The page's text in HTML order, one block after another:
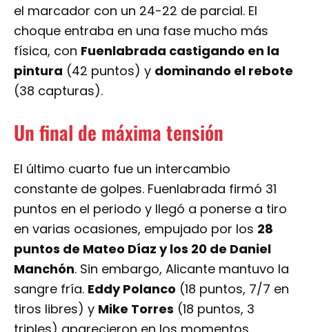
el marcador con un 24-22 de parcial. El
choque entraba en una fase mucho más
física, con Fuenlabrada castigando en la
pintura (42 puntos) y dominando el rebote
(38 capturas).
Un final de máxima tensión
El último cuarto fue un intercambio
constante de golpes. Fuenlabrada firmó 31
puntos en el periodo y llegó a ponerse a tiro
en varias ocasiones, empujado por los 28
puntos de Mateo Díaz y los 20 de Daniel
Manchón. Sin embargo, Alicante mantuvo la
sangre fría. Eddy Polanco (18 puntos, 7/7 en
tiros libres) y Mike Torres (18 puntos, 3